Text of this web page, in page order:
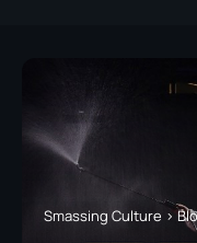
Smassing Culture >